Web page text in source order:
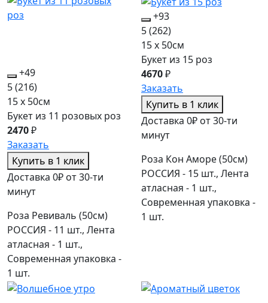
+49
5(216)
15 x 50см
Букет из 11 розовых роз
2470₽
Заказать
Купить в 1 клик
Доставка 0₽ от 30-ти
минут
Роза Ревиваль (50см)
РОССИЯ - 11 шт., Лента
атласная - 1 шт.,
Современная упаковка -
1 шт.
+93
5(262)
15 x 50см
Букет из 15 роз
4670₽
Заказать
Купить в 1 клик
Доставка 0₽ от 30-ти
минут
Роза Кон Аморе (50см)
РОССИЯ - 15 шт., Лента
атласная - 1 шт.,
Современная упаковка -
1 шт.